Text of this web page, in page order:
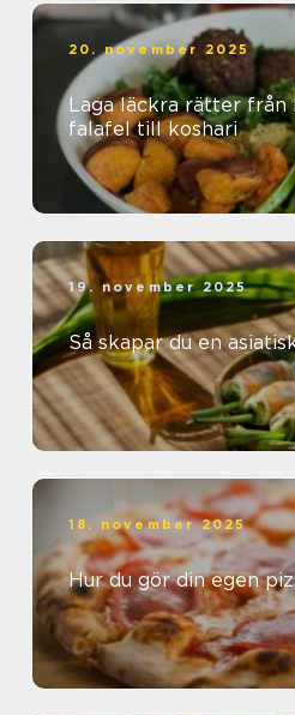
20. november 2025
Laga läckra rätter från
falafel till koshari
19. november 2025
Så skapar du en
18. november 2025
Hur du gör din egen